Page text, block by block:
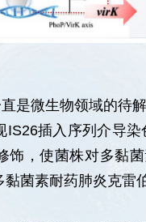
是微生物领域的待
插入序列介导
，使菌株对多黏
菌素耐药肺炎克雷